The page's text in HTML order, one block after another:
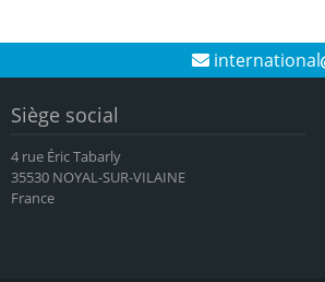
international
Siège social
4 rue Éric Tabarly
35530 NOYAL-SUR-VILAINE
France